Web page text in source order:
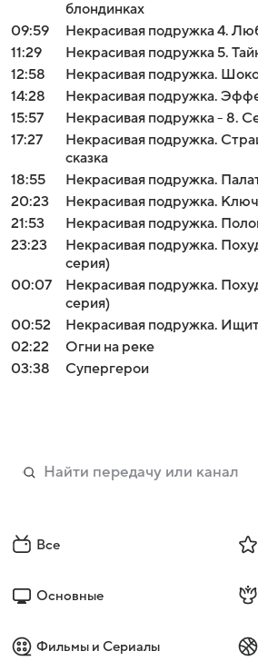
блондинках
09:59
Некрасивая подружка 4.
11:29
Некрасивая подружка 5.
12:58
Некрасивая подружка.
14:28
Некрасивая подружка.
15:57
Некрасивая подружка - 8.
17:27
Некрасивая подружка.
сказка
18:55
Некрасивая подружка.
20:23
Некрасивая подружка.
21:53
Некрасивая подружка.
23:23
Некрасивая подружка.
серия)
00:07
Некрасивая подружка.
серия)
00:52
Некрасивая подружка.
02:22
Огни на реке
03:38
Супергерои
Все
Основные
Фильмы и Сериалы